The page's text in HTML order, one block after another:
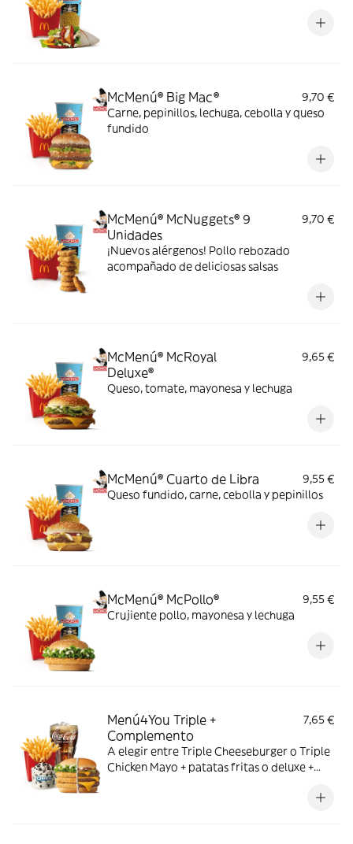
McMenú® Big Mac®
9,70 €
Carne, pepinillos, lechuga, cebolla y queso
fundido
McMenú® McNuggets® 9
Unidades
9,70 €
¡Nuevos alérgenos! Pollo rebozado
acompañado de deliciosas salsas
McMenú® McRoyal
Deluxe®
9,65 €
Queso, tomate, mayonesa y lechuga
McMenú® Cuarto de Libra
9,55 €
Queso fundido, carne, cebolla y pepinillos
McMenú® McPollo®
9,55 €
Crujiente pollo, mayonesa y lechuga
Menú4You Triple +
Complemento
7,65 €
A elegir entre Triple Cheeseburger o Triple
Chicken Mayo + patatas fritas o deluxe +